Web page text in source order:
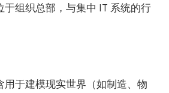
于组织总部，与集中 IT 系统的行
用于建模现实世界（如制造、物